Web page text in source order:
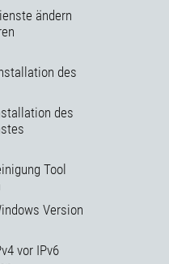
ändern
des
des
Tool
Version
vor IPv6